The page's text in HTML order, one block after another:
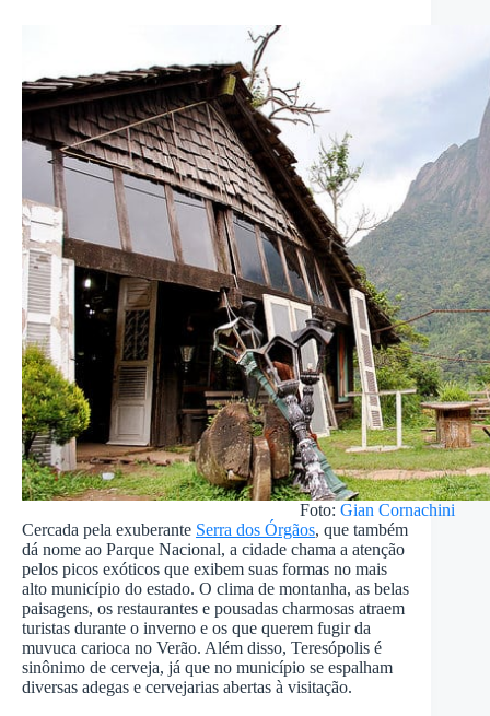
Foto: Gian Cornachini
Cercada pela exuberante Serra dos Órgãos, que também
dá nome ao Parque Nacional, a cidade chama a atenção
pelos picos exóticos que exibem suas formas no mais
alto município do estado. O clima de montanha, as belas
paisagens, os restaurantes e pousadas charmosas atraem
turistas durante o inverno e os que querem fugir da
muvuca carioca no Verão. Além disso, Teresópolis é
sinônimo de cerveja, já que no município se espalham
diversas adegas e cervejarias abertas à visitação.